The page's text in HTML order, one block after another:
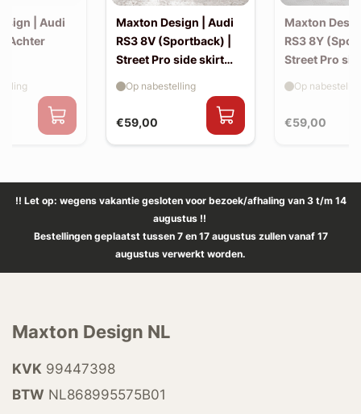
| Audi
| Achter
Maxton Design | Audi
RS3 8V (Sportback) |
Street Pro side skirt
€59,00
Op nabestelling
Maxton
RS3 8Y
Street Pro
€59,00
Op
!! Let op: wegens vakantie gesloten voor bezoek/afhaling van 3 t/m 14
augustus !!
Bestellingen geplaatst tussen 7 en 17 augustus zullen vanaf 17
augustus verwerkt worden.
Maxton Design NL
KVK 99447398
BTW NL868995575B01